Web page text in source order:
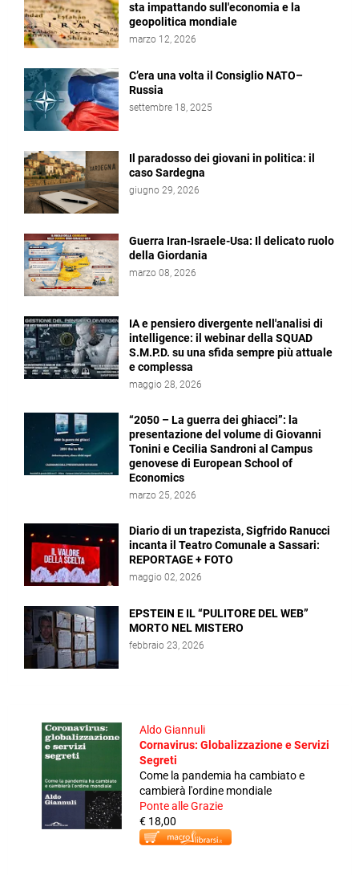
sta impattando sull'economia e la
geopolitica mondiale
marzo 12, 2026
C’era una volta il Consiglio NATO–
Russia
settembre 18, 2025
Il paradosso dei giovani in politica: il
caso Sardegna
giugno 29, 2026
Guerra Iran-Israele-Usa: Il delicato ruolo
della Giordania
marzo 08, 2026
IA e pensiero divergente nell'analisi di
intelligence: il webinar della SQUAD
S.M.P.D. su una sfida sempre più attuale
e complessa
maggio 28, 2026
“2050 – La guerra dei ghiacci”: la
presentazione del volume di Giovanni
Tonini e Cecilia Sandroni al Campus
genovese di European School of
Economics
marzo 25, 2026
Diario di un trapezista, Sigfrido Ranucci
incanta il Teatro Comunale a Sassari:
REPORTAGE + FOTO
maggio 02, 2026
EPSTEIN E IL “PULITORE DEL WEB”
MORTO NEL MISTERO
febbraio 23, 2026
Aldo Giannuli
Cornavirus: Globalizzazione e Servizi
Segreti
Come la pandemia ha cambiato e
cambierà l'ordine mondiale
Ponte alle Grazie
€ 18,00